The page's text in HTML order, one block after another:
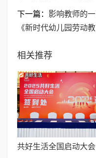
下一篇： 影响教师的
《新时代幼儿园劳动
相关推荐